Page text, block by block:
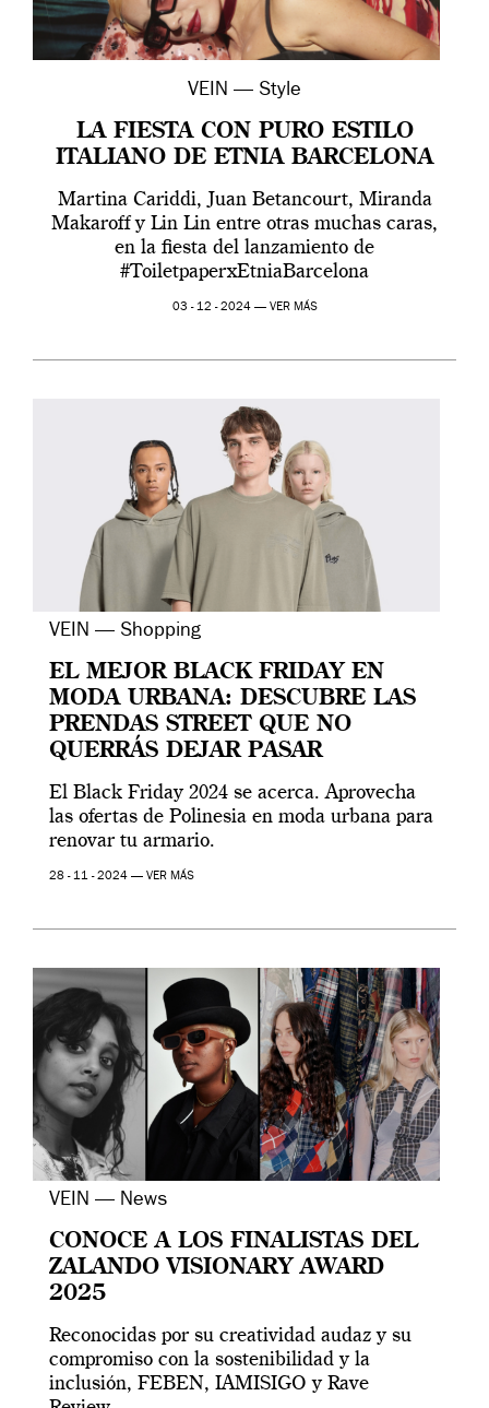
VEIN — Style
LA FIESTA CON PURO ESTILO
ITALIANO DE ETNIA BARCELONA
Martina Cariddi, Juan Betancourt, Miranda
Makaroff y Lin Lin entre otras muchas caras,
en la fiesta del lanzamiento de
#ToiletpaperxEtniaBarcelona
03 - 12 - 2024 — VER MÁS
VEIN — Shopping
EL MEJOR BLACK FRIDAY EN
MODA URBANA: DESCUBRE LAS
PRENDAS STREET QUE NO
QUERRÁS DEJAR PASAR
El Black Friday 2024 se acerca. Aprovecha
las ofertas de Polinesia en moda urbana para
renovar tu armario.
28 - 11 - 2024 — VER MÁS
VEIN — News
CONOCE A LOS FINALISTAS DEL
ZALANDO VISIONARY AWARD
2025
Reconocidas por su creatividad audaz y su
compromiso con la sostenibilidad y la
inclusión, FEBEN, IAMISIGO y Rave